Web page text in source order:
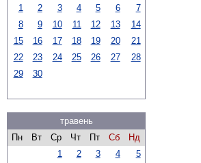
1
2 3 4 5 6
7
8
9 10 11 12 13
14
15
16 17 18 19 20
21
22
23 24 25 26 27
28
29
30
травень
Пн
Вт Ср Чт Пт Сб
Нд
1
2 3 4
5